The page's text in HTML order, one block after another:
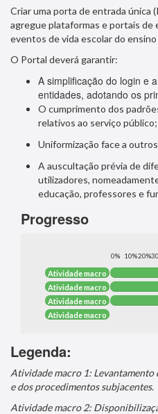
Criar uma porta de entrada única
agregue plataformas e portais de
eventos de vida escolar do
O Portal deverá garantir:
A simplificação do login e
entidades, adotando os
O cumprimento dos
relativos ao serviço público;
Uniformização face a
A auscultação prévia de
utilizadores,
educação, professores e
Progresso
0% 10%20%
Atividade macro
1
Atividade macro
2
Atividade macro
3
Atividade macro 0%
Legenda:
Atividade macro 1:
e dos procedimentos subjacentes.
Atividade macro 2: